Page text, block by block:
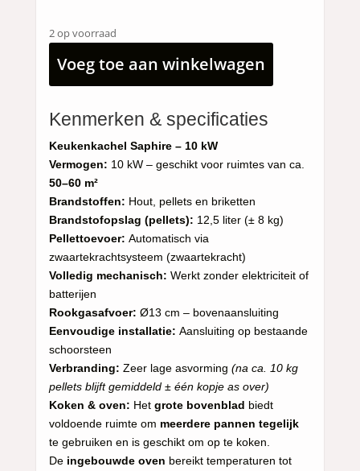
€ 3.675,00.€ 2.940,00.
2 op voorraad
Voeg toe aan winkelwagen
Kenmerken & specificaties
Keukenkachel Saphire – 10 kW
Vermogen: 10 kW – geschikt voor ruimtes van ca.
50–60 m²
Brandstoffen: Hout, pellets en briketten
Brandstofopslag (pellets): 12,5 liter (± 8 kg)
Pellettoevoer: Automatisch via
zwaartekrachtsysteem (zwaartekracht)
Volledig mechanisch: Werkt zonder elektriciteit of
batterijen
Rookgasafvoer: Ø13 cm – bovenaansluiting
Eenvoudige installatie: Aansluiting op bestaande
schoorsteen
Verbranding: Zeer lage asvorming (na ca. 10 kg
pellets blijft gemiddeld ± één kopje as over)
Koken & oven: Het grote bovenblad biedt
voldoende ruimte om meerdere pannen tegelijk
te gebruiken en is geschikt om op te koken.
De ingebouwde oven bereikt temperaturen tot